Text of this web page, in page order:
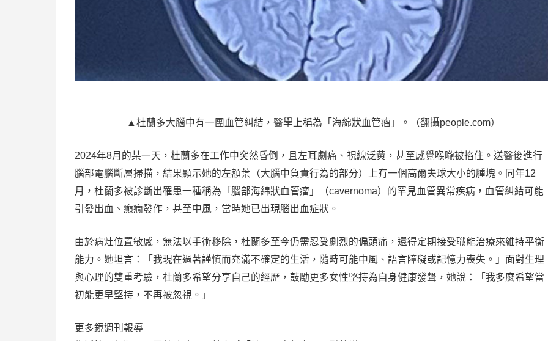
▲杜蘭多大腦中有一團血管糾結，醫學上稱為「海綿狀血管瘤」。（翻攝people.com）
2024年8月的某一天，杜蘭多在工作中突然昏倒，且左耳劇痛、視線泛黃，甚至感覺喉嚨被掐住。送醫後進行
腦部電腦斷層掃描，結果顯示她的左額葉（大腦中負責行為的部分）上有一個高爾夫球大小的腫塊。同年12
月，杜蘭多被診斷出罹患一種稱為「腦部海綿狀血管瘤」（cavernoma）的罕見血管異常疾病，血管糾結可能
引發出血、癲癇發作，甚至中風，當時她已出現腦出血症狀。
由於病灶位置敏感，無法以手術移除，杜蘭多至今仍需忍受劇烈的偏頭痛，還得定期接受職能治療來維持平衡
能力。她坦言：「我現在過著謹慎而充滿不確定的生活，隨時可能中風、語言障礙或記憶力喪失。」面對生理
與心理的雙重考驗，杜蘭多希望分享自己的經歷，鼓勵更多女性堅持為自身健康發聲，她說：「我多麼希望當
初能更早堅持，不再被忽視。」
更多鏡週刊報導